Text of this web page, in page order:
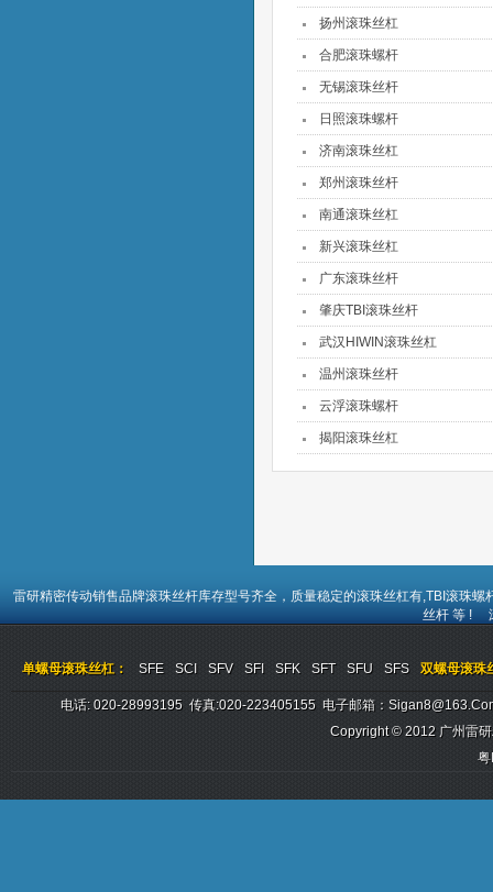
扬州滚珠丝杠
合肥滚珠螺杆
无锡滚珠丝杆
日照滚珠螺杆
济南滚珠丝杠
郑州滚珠丝杆
南通滚珠丝杠
新兴滚珠丝杠
广东滚珠丝杆
肇庆TBI滚珠丝杆
武汉HIWIN滚珠丝杠
温州滚珠丝杆
云浮滚珠螺杆
揭阳滚珠丝杠
雷研精密传动销售品牌滚珠丝杆库存型号齐全，质量稳定的滚珠丝杠有,TBI 滚珠螺
丝杆 等 !
单螺母滚珠丝杠： SFE SCI SFV SFI SFK SFT SFU SFS 双螺母滚珠
电话: 020-28993195 传真:020-223405155 电子邮箱：
Copyright © 2012 广州雷